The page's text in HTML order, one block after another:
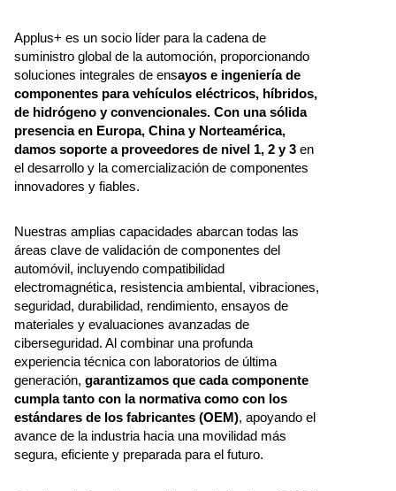
Applus+ es un socio líder para la cadena de
suministro global de la automoción, proporcionando
soluciones integrales de ensayos e ingeniería de
componentes para vehículos eléctricos, híbridos,
de hidrógeno y convencionales. Con una sólida
presencia en Europa, China y Norteamérica,
damos soporte a proveedores de nivel 1, 2 y 3 en
el desarrollo y la comercialización de componentes
innovadores y fiables.
Nuestras amplias capacidades abarcan todas las
áreas clave de validación de componentes del
automóvil, incluyendo compatibilidad
electromagnética, resistencia ambiental, vibraciones,
seguridad, durabilidad, rendimiento, ensayos de
materiales y evaluaciones avanzadas de
ciberseguridad. Al combinar una profunda
experiencia técnica con laboratorios de última
generación, garantizamos que cada componente
cumpla tanto con la normativa como con los
estándares de los fabricantes (OEM), apoyando el
avance de la industria hacia una movilidad más
segura, eficiente y preparada para el futuro.